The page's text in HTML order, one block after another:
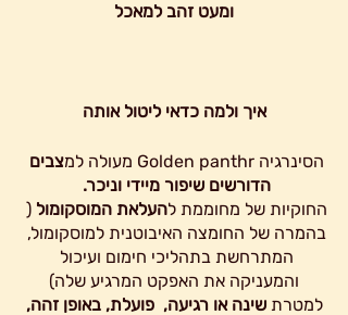
ומעט זהב למאכל
איך ולמה כדאי ליטול אותה
הסינרגיה Golden panthr מעולה למ
צבים
הדורשים שיפור מיידי וניכר.
החוקיות של מחוממת להעלאת המוסקומול (
בהמרה של החומצה האיבוטנית למוסקומול,
המתרחשת בתהליכי חימום ועיכול
והמעניקה את האפקט המרגיע שלה)
למטרת
שינה או רגיעה,  פועלת, באופן זהה,